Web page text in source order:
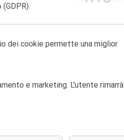
(GDPR)
dei cookie permette una miglior
e marketing. L'utente rimarrà